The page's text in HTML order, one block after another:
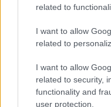
related to
I want to allow
related to
I want to allow
related to security,
functionality and
user protection.
Staff